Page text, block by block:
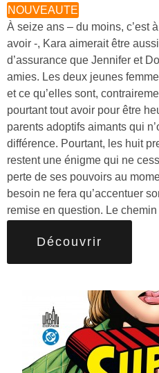
NOUVEAUTE
À seize ans – du moins, c’est
avoir -, Kara aimerait être
d’assurance que Jennifer et
amies. Les deux jeunes
et ce qu’elles sont,
pourtant tout avoir pour être
parents adoptifs aimants qui
différence. Pourtant, les huit
restent une énigme qui ne
perte de ses pouvoirs au
besoin ne fera qu’accentuer
remise en question. Le
Découvrir